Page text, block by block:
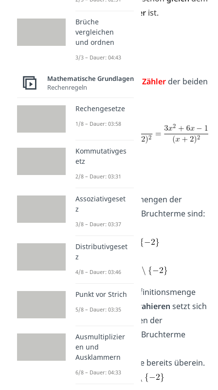
Hauptnennerist.
Subtrahieredie Zähler der beiden
Definitionsmenge:
Die Definitionsmengen der
ursprünglichen Bruchterme sind:
mit D =
mit D =
Wichtig:Die Definitionsmenge
nach dem Subtrahieren setzt sich
wieder aus denen der
ursprünglichen Bruchterme
zusammen
Hier stimmen sie bereits überein.
D bleibt also
Brüche
vergleichen
und ordnen
3/3 – Dauer: 04:43
Mathematische Grundlagen
Rechenregeln
Rechengesetze
1/8 – Dauer: 03:58
Kommutativges
etz
2/8 – Dauer: 03:31
Assoziativgeset
z
3/8 – Dauer: 03:37
Distributivgeset
z
4/8 – Dauer: 03:46
Punkt vor Strich
5/8 – Dauer: 03:35
Ausmultiplizier
en und
Ausklammern
6/8 – Dauer: 04:33